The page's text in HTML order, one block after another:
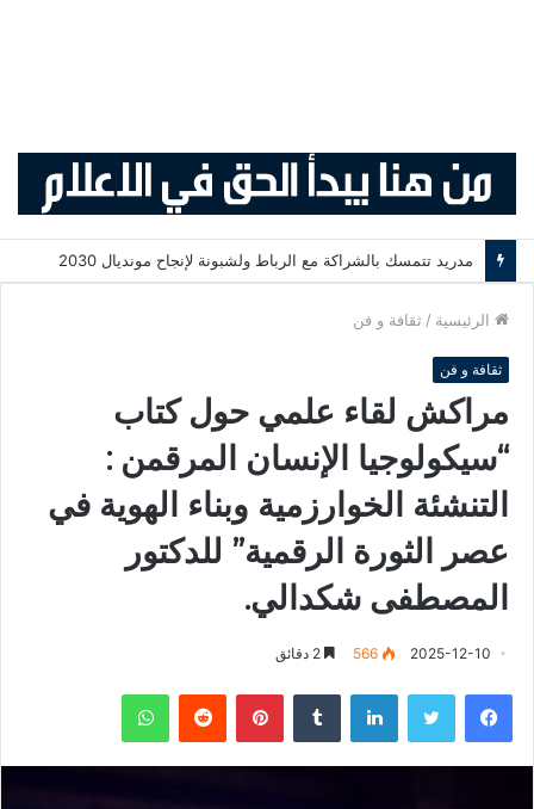
الرئيسية / ثقافة و فن
ثقافة و فن
مراكش لقاء علمي حول كتاب
“سيكولوجيا الإنسان المرقمن :
التنشئة الخوارزمية وبناء الهوية في
عصر الثورة الرقمية” للدكتور
المصطفى شكدالي.
2025-12-10
566
فيسبوك لينكدإن بينتيريست